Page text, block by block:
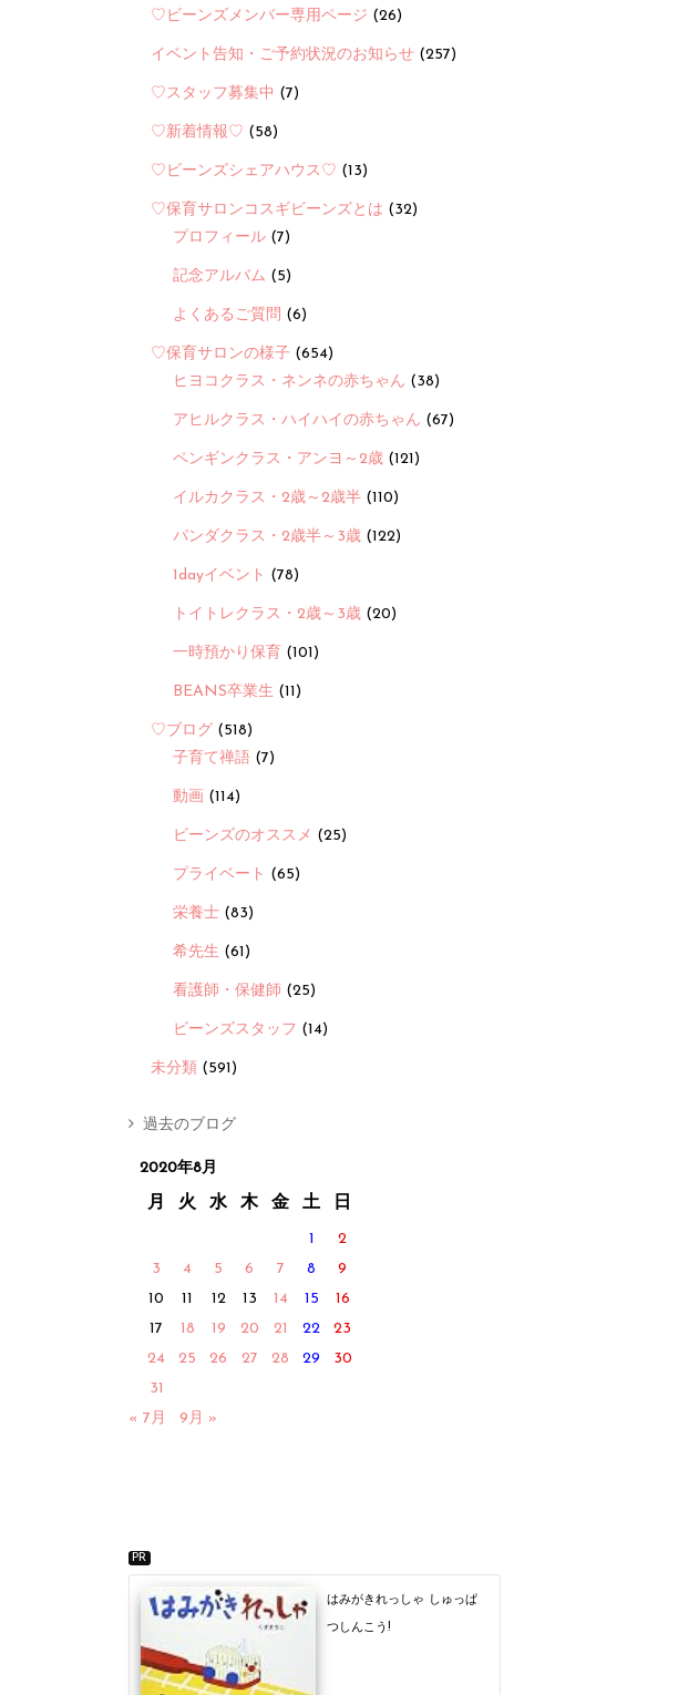
♡ビーンズメンバー専用ページ (26)
イベント告知・ご予約状況のお知らせ (257)
♡スタッフ募集中 (7)
♡新着情報♡ (58)
♡ビーンズシェアハウス♡ (13)
♡保育サロンコスギビーンズとは (32)
プロフィール (7)
記念アルバム (5)
よくあるご質問 (6)
♡保育サロンの様子 (654)
ヒヨコクラス・ネンネの赤ちゃん (38)
アヒルクラス・ハイハイの赤ちゃん (67)
ペンギンクラス・アンヨ～2歳 (121)
イルカクラス・2歳～2歳半 (110)
パンダクラス・2歳半～3歳 (122)
1dayイベント (78)
トイトレクラス・2歳～3歳 (20)
一時預かり保育 (101)
BEANS卒業生 (11)
♡ブログ (518)
子育て禅語 (7)
動画 (114)
ビーンズのオススメ (25)
プライベート (65)
栄養士 (83)
希先生 (61)
看護師・保健師 (25)
ビーンズスタッフ (14)
未分類 (591)
過去のブログ
2020年8月
月 火 水 木 金 土 日
1
2
3
4 5 6 7 8
9
10
11 12 13 14 15
16
17
18 19 20 21 22
23
24
25 26 27 28 29
30
31
« 7月
9月 »
PR
はみがきれっしゃ しゅっぱ
つしんこう!